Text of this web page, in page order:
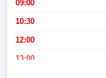
09:00
10:30
12:00
13:00